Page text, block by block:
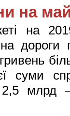
на
на
на дороги
суми
2,5 млрд